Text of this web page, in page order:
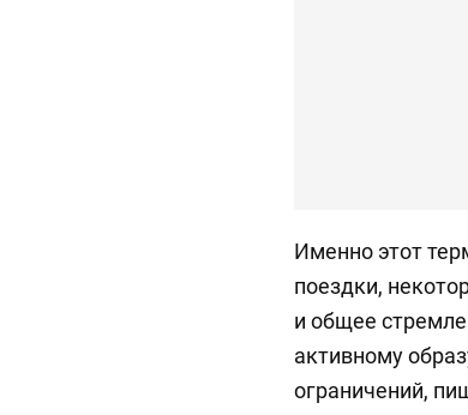
Именно этот
поездки,
и общее
активному
ограничений,